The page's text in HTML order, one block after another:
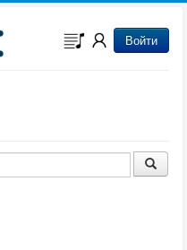
Войти
Музыка из сериалов